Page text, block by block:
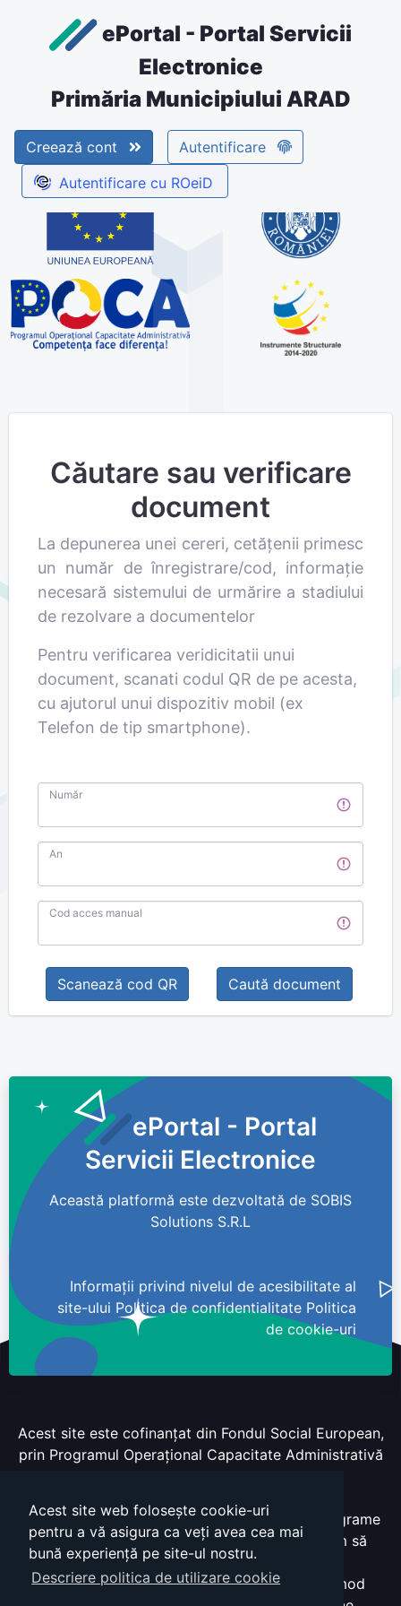
Acest site web folosește cookie-uri
pentru a vă asigura ca veți avea cea mai
bună experiență pe site-ul nostru.
Descriere politica de utilizare cookie
ePortal - Portal Servicii
Electronice
Primăria Municipiului ARAD
Creează cont
Autentificare
Autentificare cu ROeiD
Căutare sau verificare
document
La depunerea unei cereri, cetățenii primesc
un număr de înregistrare/cod, informaţie
necesară sistemului de urmărire a stadiului
de rezolvare a documentelor
Pentru verificarea veridicitatii unui
document, scanati codul QR de pe acesta,
cu ajutorul unui dispozitiv mobil (ex
Telefon de tip smartphone).
Număr
An
Cod acces manual
Scanează cod QR Caută document
ePortal - Portal
Servicii Electronice
Această platformă este dezvoltată de SOBIS
Solutions S.R.L
Informații privind nivelul de acesibilitate al
site-ului Politica de confidentialitate Politica
de cookie-uri
Acest site este cofinanțat din Fondul Social European,
prin Programul Operațional Capacitate Administrativă
Pentru informații detaliate despre celelalte programe
cofinanțate de Uniunea Europeană, vă invităm să
vizitați:www.fonduri-ue.ro,www.poca.ro
Conținutul acestui site web nu reprezintă în mod